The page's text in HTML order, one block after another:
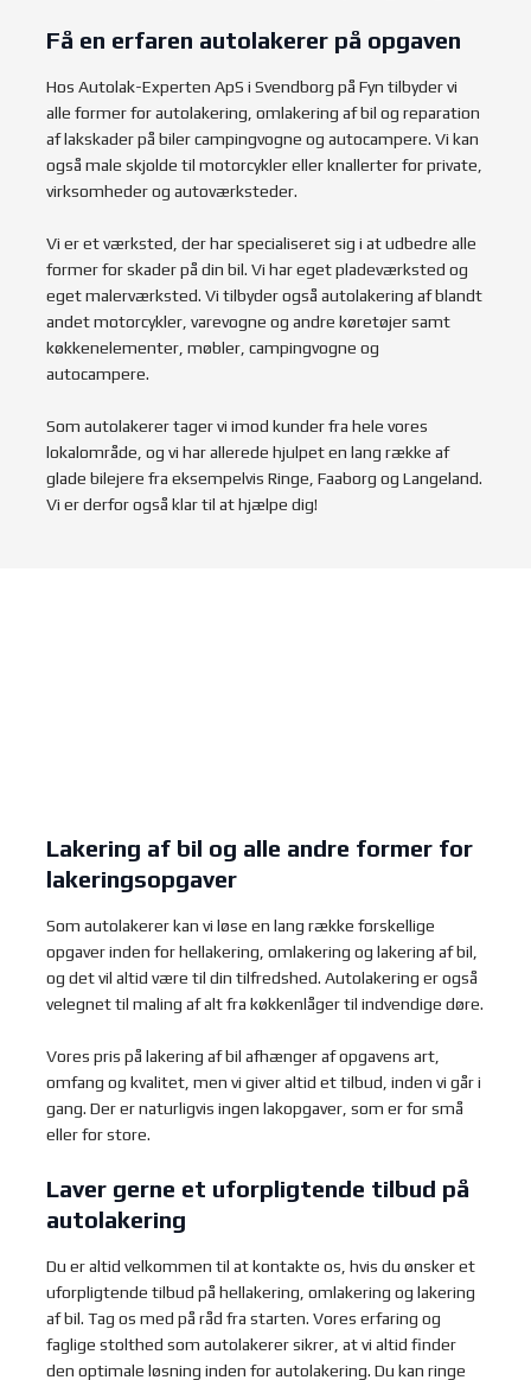
Få en erfaren autolakerer på opgaven
​Hos Autolak-Experten ApS i Svendborg på Fyn tilbyder vi
alle former for autolakering, omlakering af bil og reparation
af lakskader på biler campingvogne og autocampere. Vi kan
også male skjolde til motorcykler eller knallerter for private,
virksomheder og autoværksteder.
Vi er et værksted, der har specialiseret sig i at udbedre alle
former for skader på din bil. Vi har eget pladeværksted og
eget malerværksted. Vi tilbyder også autolakering af blandt
andet motorcykler, varevogne og andre køretøjer samt
køkkenelementer, møbler, campingvogne og
autocampere.
Som autolakerer tager vi imod kunder fra hele vores
lokalområde, og vi har allerede hjulpet en lang række af
glade bilejere fra eksempelvis Ringe, Faaborg og Langeland.
Vi er derfor også klar til at hjælpe dig!​
Lakering af bil og alle andre former for
lakeringsopgaver
Som autolakerer kan vi løse en lang række forskellige
opgaver inden for hellakering, omlakering og lakering af bil,
og det vil altid være til din tilfredshed. Autolakering er også
velegnet til maling af alt fra køkkenlåger til indvendige døre.
Vores pris på lakering af bil afhænger af opgavens art,
omfang og kvalitet, men vi giver altid et tilbud, inden vi går i
gang. Der er naturligvis ingen lakopgaver, som er for små
eller for store.​​
​Laver gerne et uforpligtende tilbud på
autolakering
Du er altid velkommen til at kontakte os, hvis du ønsker et
uforpligtende tilbud på hellakering, omlakering og lakering
af bil. Tag os med på råd fra starten. Vores erfaring og
faglige stolthed som autolakerer sikrer, at vi altid finder
den optimale løsning inden for autolakering. Du kan ringe